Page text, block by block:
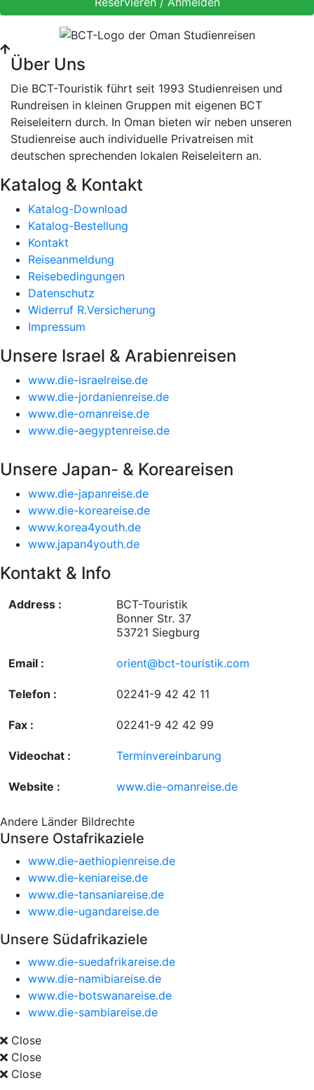
Über Uns
Die BCT-Touristik führt seit 1993 Studienreisen und
Rundreisen in kleinen Gruppen mit eigenen BCT
Reiseleitern durch. In Oman bieten wir neben unseren
Studienreise auch individuelle Privatreisen mit
deutschen sprechenden lokalen Reiseleitern an.
Katalog & Kontakt
Katalog-Download
Katalog-Bestellung
Kontakt
Reiseanmeldung
Reisebedingungen
Datenschutz
Widerruf R.Versicherung
Impressum
Unsere Israel & Arabienreisen
www.die-israelreise.de
www.die-jordanienreise.de
www.die-omanreise.de
www.die-aegyptenreise.de
Unsere Japan- & Koreareisen
www.die-japanreise.de
www.die-koreareise.de
www.korea4youth.de
www.japan4youth.de
Kontakt & Info
Address :
BCT-Touristik
Bonner Str. 37
53721 Siegburg
Email : orient@bct-touristik.com
Telefon : 02241-9 42 42 11
Fax : 02241-9 42 42 99
Videochat : Terminvereinbarung
Website : www.die-omanreise.de
Andere Länder Bildrechte
Unsere Ostafrikaziele
www.die-aethiopienreise.de
www.die-keniareise.de
www.die-tansaniareise.de
www.die-ugandareise.de
Unsere Südafrikaziele
www.die-suedafrikareise.de
www.die-namibiareise.de
www.die-botswanareise.de
www.die-sambiareise.de
Close
Close
Close